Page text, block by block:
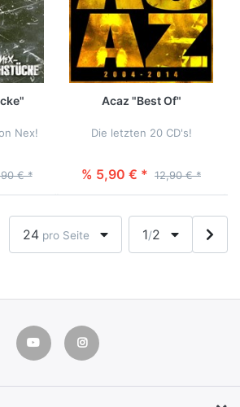
Nex!
€ *
Acaz "Best Of"
Die letzten 20 CD's!
% 5,90 € * 12,90 € *
24 pro Seite 1/2